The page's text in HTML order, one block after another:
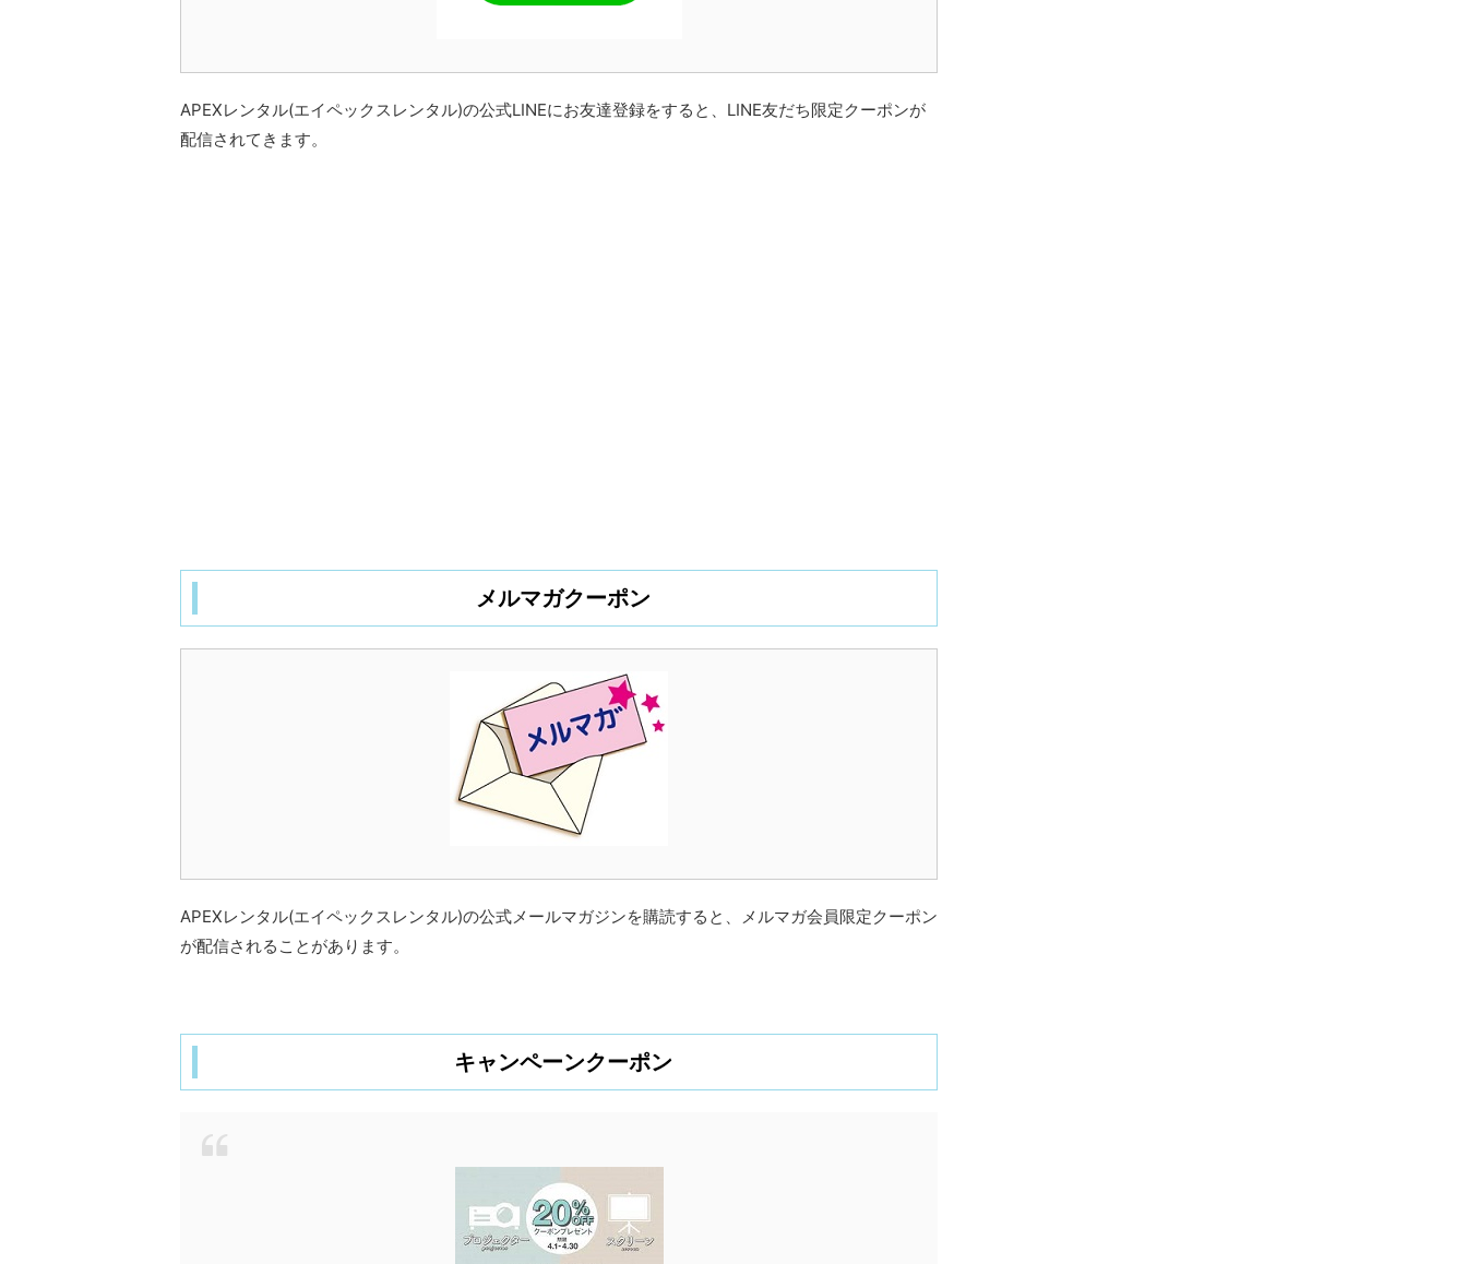
APEXレンタル(エイペックスレンタル)の公式LINEにお友達登録をすると、LINE友だち限定クーポンが
配信されてきます。
メルマガクーポン
APEXレンタル(エイペックスレンタル)の公式メールマガジンを購読すると、メルマガ会員限定クーポン
が配信されることがあります。
キャンペーンクーポン